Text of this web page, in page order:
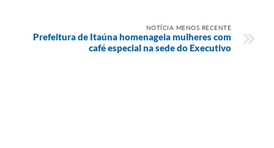
NOTÍCIA MENOS RECENTE
Prefeitura de Itaúna homenageia mulheres com
café especial na sede do Executivo